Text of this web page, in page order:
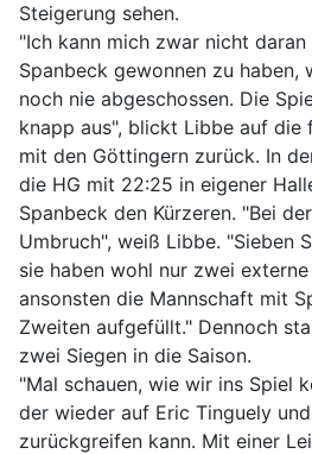
Steigerung sehen.
"Ich kann mich zwar nicht
Spanbeck gewonnen zu haben,
noch nie abgeschossen. Die
knapp aus", blickt Libbe auf die
mit den Göttingern zurück. In
die HG mit 22:25 in eigener
Spanbeck den Kürzeren. "Bei
Umbruch", weiß Libbe. "Sieben
sie haben wohl nur zwei
ansonsten die Mannschaft mit
Zweiten aufgefüllt." Dennoch
zwei Siegen in die Saison.
"Mal schauen, wie wir ins Spiel
der wieder auf Eric Tinguely
zurückgreifen kann. Mit einer